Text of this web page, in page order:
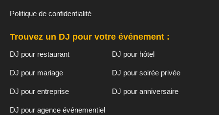
Politique de confidentialité
Trouvez un DJ pour votre événement :
DJ pour restaurant DJ pour hôtel
DJ pour mariage DJ pour soirée privée
DJ pour entreprise DJ pour anniversaire
DJ pour agence événementiel